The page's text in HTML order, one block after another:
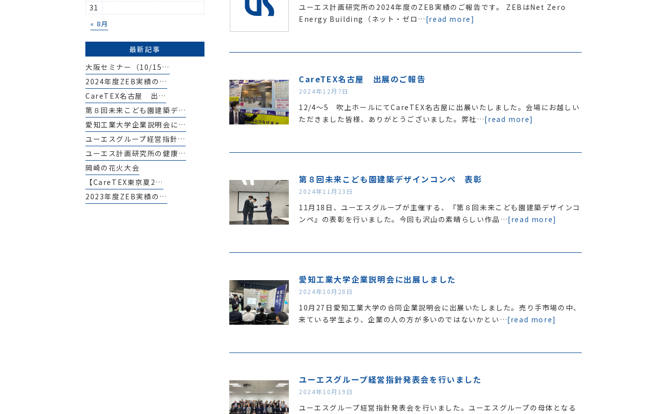
ユーエス計画研究所の2024年度のZEB実績のご報告です。 ZEBはNet Zero
Energy Building（ネット・ゼロ… [read more]
CareTEX名古屋 出展のご報告
2024年12月7日
12/4～5 吹上ホールにてCareTEX名古屋に出展いたしました。会場にお越しい
ただきました皆様、ありがとうございました。弊社…[read more]
第８回未来こども園建築デザインコンペ 表彰
2024年11月23日
11月18日、ユーエスグループが主催する、『第８回未来こども園建築デザインコ
ンペ』の表彰を行いました。今回も沢山の素晴らしい作品…[read more]
愛知工業大学企業説明会に出展しました
2024年10月28日
10月27日愛知工業大学の合同企業説明会に出展いたしました。売り手市場の中、
来ている学生より、企業の人の方が多いのではないかとい…[read more]
ユーエスグループ経営指針発表会を行いました
2024年10月19日
ユーエスグループ経営指針発表会を行いました。ユーエスグループの母体となる
« 8月
31
最新記事
大阪セミナー（10/15…
2024年度ZEB実績の…
CareTEX名古屋 出…
第８回未来こども園建築デ…
愛知工業大学企業説明会に…
ユーエスグループ経営指針…
ユーエス計画研究所の健康…
岡崎の花火大会
【CareTEX東京夏2…
2023年度ZEB実績の…